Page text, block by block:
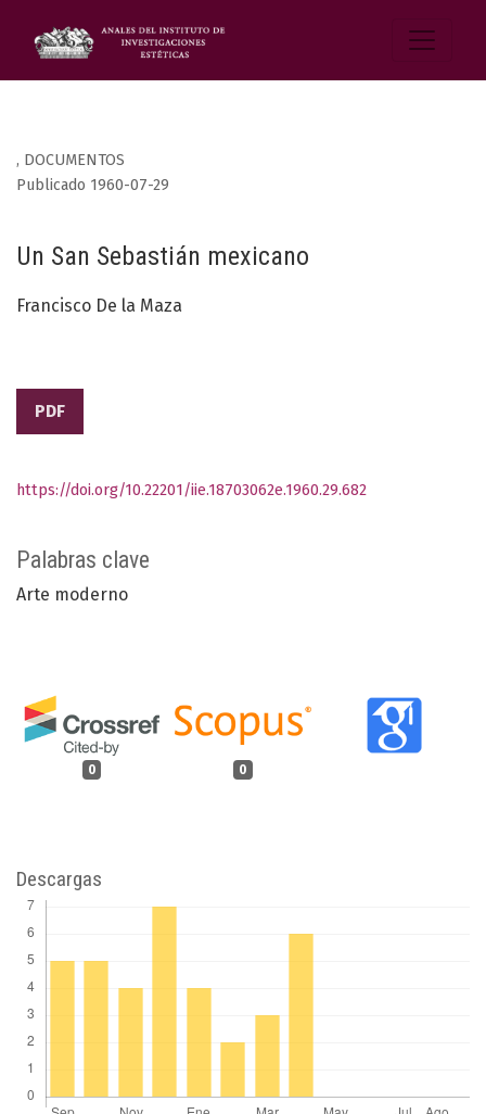
, DOCUMENTOS
Un San Sebastián mexicano
Publicado 1960-07-29
Francisco De la Maza
PDF
Palabras clave
Arte moderno
0 0
https://doi.org/10.22201/iie.18703062e.1960.29.682
Descargas